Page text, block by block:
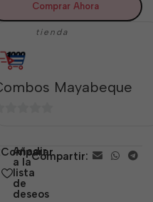
Comprar Ahora
tienda
Mayabeque
Comparar
Añadir
a la
lista
de
deseos
Compartir: